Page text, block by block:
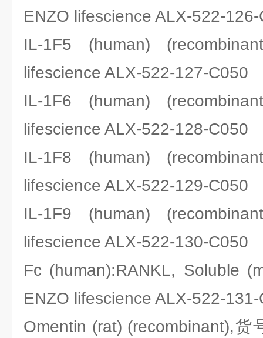
ENZO lifescience ALX-522-
IL-1F5 (human)
lifescience ALX-522-127-C050
IL-1F6 (human)
lifescience ALX-522-128-C050
IL-1F8 (human)
lifescience ALX-522-129-C050
IL-1F9 (human)
lifescience ALX-522-130-C050
Fc (human):RANKL, Soluble
ENZO lifescience ALX-522-
Omentin (rat) (recombinant),货